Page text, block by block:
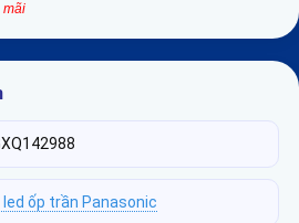
mãi
ốp trần Panasonic